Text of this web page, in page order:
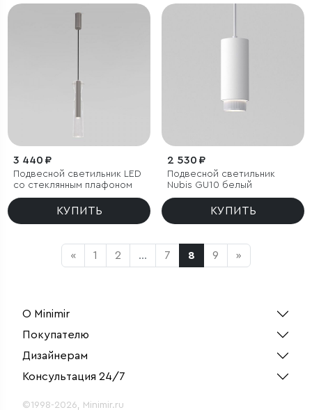
3 440 ₽
Подвесной светильник LED
со стеклянным плафоном
КУПИТЬ
2 530 ₽
Подвесной светильник
Nubis GU10 белый
КУПИТЬ
« 1 2 ... 7 8 9 »
О Minimir
Покупателю
Дизайнерам
Консультация 24/7
©1998-2026, Minimir.ru